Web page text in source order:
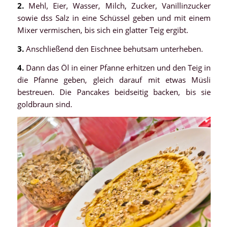
2.Mehl, Eier, Wasser, Milch, Zucker, Vanillinzucker
sowie dss Salz in eine Schüssel geben und mit einem
Mixer vermischen, bis sich ein glatter Teig ergibt.
3.Anschließend den Eischnee behutsam unterheben.
4.Dann das Öl in einer Pfanne erhitzen und den Teig in
die Pfanne geben, gleich darauf mit etwas Müsli
bestreuen. Die Pancakes beidseitig backen, bis sie
goldbraun sind.